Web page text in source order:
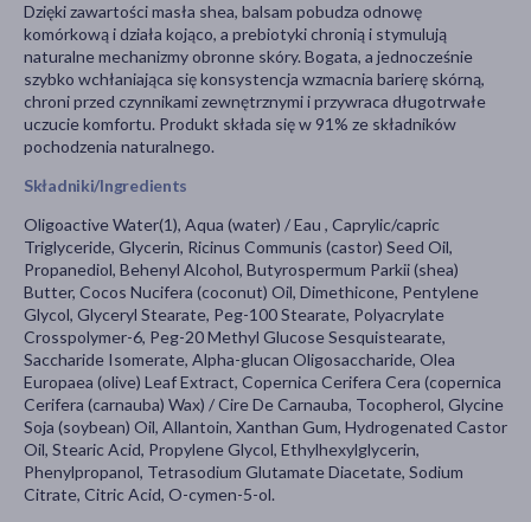
Dzięki zawartości masła shea, balsam pobudza odnowę
komórkową i działa kojąco, a prebiotyki chronią i stymulują
naturalne mechanizmy obronne skóry. Bogata, a jednocześnie
szybko wchłaniająca się konsystencja wzmacnia barierę skórną,
chroni przed czynnikami zewnętrznymi i przywraca długotrwałe
uczucie komfortu. Produkt składa się w 91% ze składników
pochodzenia naturalnego.
Składniki/Ingredients
Oligoactive Water(1), Aqua (water) / Eau , Caprylic/capric
Triglyceride, Glycerin, Ricinus Communis (castor) Seed Oil,
Propanediol, Behenyl Alcohol, Butyrospermum Parkii (shea)
Butter, Cocos Nucifera (coconut) Oil, Dimethicone, Pentylene
Glycol, Glyceryl Stearate, Peg-100 Stearate, Polyacrylate
Crosspolymer-6, Peg-20 Methyl Glucose Sesquistearate,
Saccharide Isomerate, Alpha-glucan Oligosaccharide, Olea
Europaea (olive) Leaf Extract, Copernica Cerifera Cera (copernica
Cerifera (carnauba) Wax) / Cire De Carnauba, Tocopherol, Glycine
Soja (soybean) Oil, Allantoin, Xanthan Gum, Hydrogenated Castor
Oil, Stearic Acid, Propylene Glycol, Ethylhexylglycerin,
Phenylpropanol, Tetrasodium Glutamate Diacetate, Sodium
Citrate, Citric Acid, O-cymen-5-ol.